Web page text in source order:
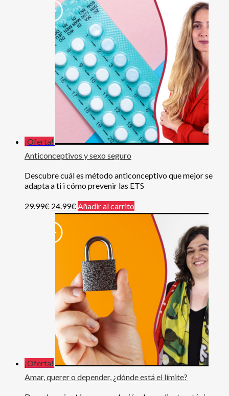
¡Oferta!
Anticonceptivos y sexo seguro
Descubre cuál es método anticonceptivo que mejor se
adapta a ti i cómo prevenir las ETS
29.99€ 24.99€ Añadir al carrito
¡Oferta!
Amar, querer o depender, ¿dónde está el límite?